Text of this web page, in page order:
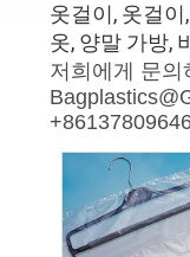
옷걸이, 옷걸
옷, 양말 가방,
저희에게 문의